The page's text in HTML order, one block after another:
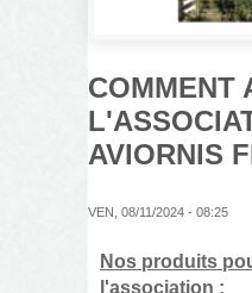
COMMENT
AVIORNIS
VEN, 08/11/2024 - 08:25
Nos produits
l'association :